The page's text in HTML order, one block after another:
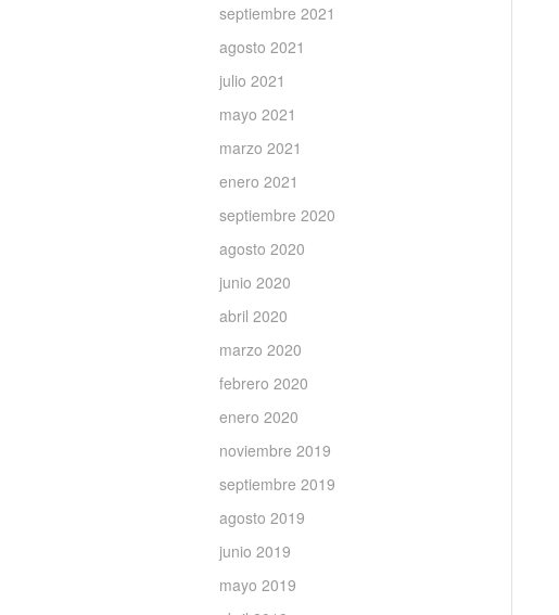
septiembre 2021
agosto 2021
julio 2021
mayo 2021
marzo 2021
enero 2021
septiembre 2020
agosto 2020
junio 2020
abril 2020
marzo 2020
febrero 2020
enero 2020
noviembre 2019
septiembre 2019
agosto 2019
junio 2019
mayo 2019